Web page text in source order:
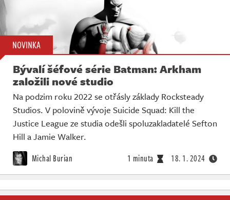
NOVINKA
Bývalí šéfové série Batman: Arkham
založili nové studio
Na podzim roku 2022 se otřásly základy Rocksteady
Studios. V polovině vývoje Suicide Squad: Kill the
Justice League ze studia odešli spoluzakladatelé Sefton
Hill a Jamie Walker.
Michal Burian 1 minuta 18. 1. 2024